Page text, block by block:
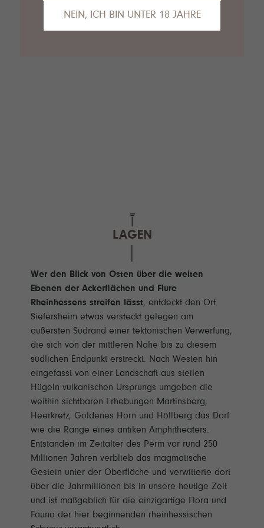
LAGEN
Wer den Blick von Osten über die weiten
Ebenen der Ackerflächen und Flure
Rheinhessens streifen lässt, entdeckt den Ort
Siefersheim etwas versteckt gelegen am
äußersten Südrand einer tektonischen Verwerfung,
die sich von der mittleren Nahe bis zu diesem
südlichen Endpunkt erstreckt. Nach Westen hin
eingefasst von einer Landschaft aus steilen
Hügeln vulkanischen Ursprungs umgeben die
weithin sichtbaren Erhebungen Martinsberg,
Heerkretz, Goldenes Horn und Höllberg das Dorf
wie die Ränge eines antiken Amphitheaters.
Entstanden im Zeitalter des Perm vor rund 250
Millionen Jahren verblieb das magmatische
Gestein unter der Oberfläche und verwitterte dort
über die Jahrmillionen bis in unsere heutige Zeit
und ist maßgeblich für die einzigartige Flora und
Fauna der hier beginnenden rheinhessischen
NEIN, ICH BIN UNTER 18 JAHRE